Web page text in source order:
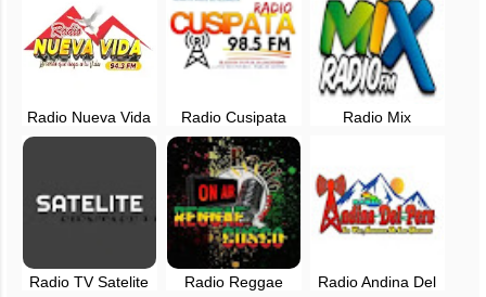
Radio Nueva Vida
94.3 FM en vivo -
Radio Cusipata
98.5 fm en vivo -
Quispicanchi,
Cusco
Radio Mix
Cusco, Perú
Radio TV Satelite
Radio Reggae
Radio Andina Del